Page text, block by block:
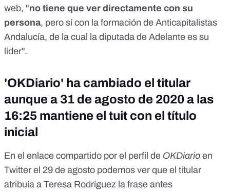
web, "no tiene que ver directamente con su
persona, pero sí con la formación de Anticapitalistas
Andalucía, de la cual la diputada de Adelante es su
líder".
'OKDiario' ha cambiado el titular
aunque a 31 de agosto de 2020 a las
16:25 mantiene el tuit con el título
inicial
En el enlace compartido por el perfil de OKDiario en
Twitter el 29 de agosto podemos ver que el titular
atribuía a Teresa Rodríguez la frase antes